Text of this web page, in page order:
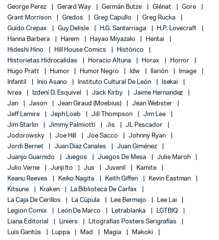
George Perez
Gerard Way Germán Butze Glénat
Gore
Grant Morrison
Gredos Greg Capullo
Greg Rucka
Guido Crepax
Guy Delisle H.G. Santarriaga
H.P. Lovecraft
Hanna Barbera
Harem Hayao Miyazaki
Hentai
Hideshi Hino
Hill House Comics
Histórico
Historietas Hidrocalidas
Horacio Altuna Horax
Horror
Hugo Pratt
Humor Humor Negro Idw Ilarión
Image
Infantil
Inio Asano Instituto Cultural De León
Isekai
Ivrea
Izdení D. Esquivel Jack Kirby
Jaime Hernandez
Jan
Jason Jean Giraud (Moebius)
Jean Webster
Jeff Lemire
Jeph Loeb Jill Thompson
Jim Lee
Jim Starlin
Jimmy Palmiotti Jis
JL Pescador
Jodorowsky
Joe Hill Joe Sacco
Johnny Ryan
Jordi Bernet
Juan Díaz Canales
Juan Giménez
Juanjo Guarnido
Juegos Juegos De Mesa
Julie Maroh
Julio Verne
Junji Ito Jus Juvenil
Kamite
Keanu Reeves
Keiko Nagita Keith Giffen
Kevin Eastman
Kitsune
Kraken
La Biblioteca De Carfax
La Caja De Cerillos
La Cúpula Lee Bermejo
Lee Lai
Legion Comix
León De Marco Letrablanka
LGTBIQ
Liana Editorial
Liniers
Litografías Posters Serigrafías
Luis Gantús
Luppa Mad Magia
Makoki